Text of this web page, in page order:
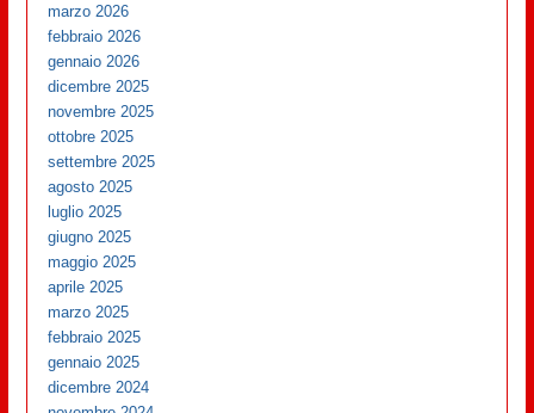
marzo 2026
febbraio 2026
gennaio 2026
dicembre 2025
novembre 2025
ottobre 2025
settembre 2025
agosto 2025
luglio 2025
giugno 2025
maggio 2025
aprile 2025
marzo 2025
febbraio 2025
gennaio 2025
dicembre 2024